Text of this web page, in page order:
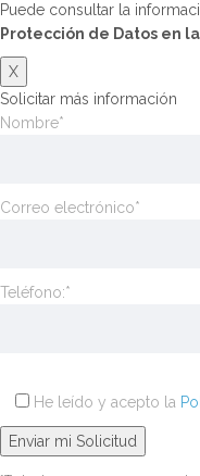
Puede consultar la
Protección de Datos en la
X
Solicitar más información
Nombre*
Correo electrónico*
Teléfono:*
He leído y acepto la